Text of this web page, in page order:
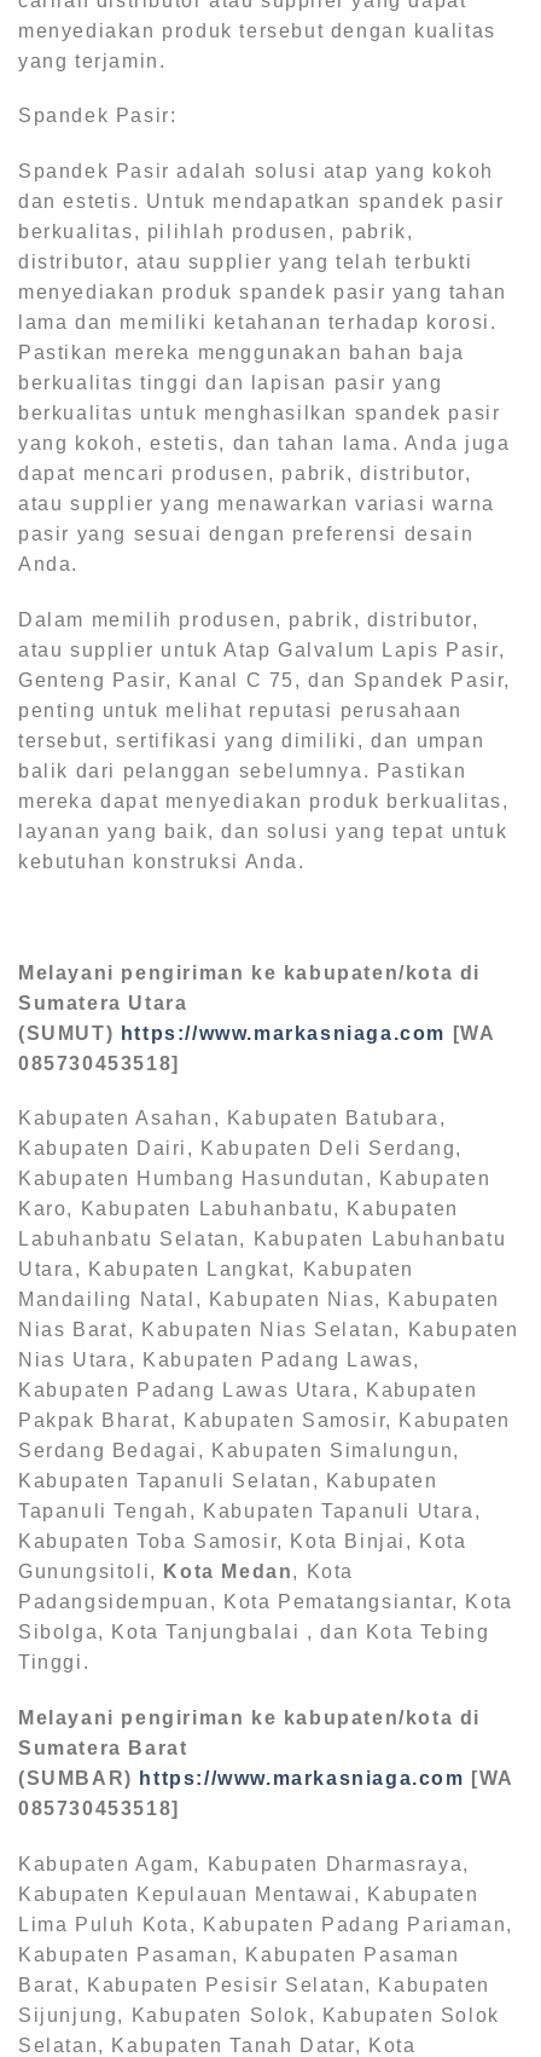
menyediakan produk tersebut dengan kualitas
yang terjamin.
Spandek Pasir:
Spandek Pasir adalah solusi atap yang kokoh
dan estetis. Untuk mendapatkan spandek pasir
berkualitas, pilihlah produsen, pabrik,
distributor, atau supplier yang telah terbukti
menyediakan produk spandek pasir yang tahan
lama dan memiliki ketahanan terhadap korosi.
Pastikan mereka menggunakan bahan baja
berkualitas tinggi dan lapisan pasir yang
berkualitas untuk menghasilkan spandek pasir
yang kokoh, estetis, dan tahan lama. Anda juga
dapat mencari produsen, pabrik, distributor,
atau supplier yang menawarkan variasi warna
pasir yang sesuai dengan preferensi desain
Anda.
Dalam memilih produsen, pabrik, distributor,
atau supplier untuk Atap Galvalum Lapis Pasir,
Genteng Pasir, Kanal C 75, dan Spandek Pasir,
penting untuk melihat reputasi perusahaan
tersebut, sertifikasi yang dimiliki, dan umpan
balik dari pelanggan sebelumnya. Pastikan
mereka dapat menyediakan produk berkualitas,
layanan yang baik, dan solusi yang tepat untuk
kebutuhan konstruksi Anda.
Melayani pengiriman ke kabupaten/kota di
Sumatera Utara
(SUMUT) https://www.markasniaga.com
[WA
085730453518]
Kabupaten Asahan, Kabupaten Batubara,
Kabupaten Dairi, Kabupaten Deli Serdang,
Kabupaten Humbang Hasundutan, Kabupaten
Karo, Kabupaten Labuhanbatu, Kabupaten
Labuhanbatu Selatan, Kabupaten Labuhanbatu
Utara, Kabupaten Langkat, Kabupaten
Mandailing Natal, Kabupaten Nias, Kabupaten
Nias Barat, Kabupaten Nias Selatan, Kabupaten
Nias Utara, Kabupaten Padang Lawas,
Kabupaten Padang Lawas Utara, Kabupaten
Pakpak Bharat, Kabupaten Samosir, Kabupaten
Serdang Bedagai, Kabupaten Simalungun,
Kabupaten Tapanuli Selatan, Kabupaten
Tapanuli Tengah, Kabupaten Tapanuli Utara,
Kabupaten Toba Samosir, Kota Binjai, Kota
Gunungsitoli,
Kota Medan, Kota
Padangsidempuan, Kota Pematangsiantar, Kota
Sibolga, Kota Tanjungbalai , dan Kota Tebing
Tinggi.
Melayani pengiriman ke kabupaten/kota di
Sumatera Barat
(SUMBAR) https://www.markasniaga.com [WA
085730453518]
Kabupaten Agam, Kabupaten Dharmasraya,
Kabupaten Kepulauan Mentawai, Kabupaten
Lima Puluh Kota, Kabupaten Padang Pariaman,
Kabupaten Pasaman, Kabupaten Pasaman
Barat, Kabupaten Pesisir Selatan, Kabupaten
Sijunjung, Kabupaten Solok, Kabupaten Solok
Selatan, Kabupaten Tanah Datar, Kota